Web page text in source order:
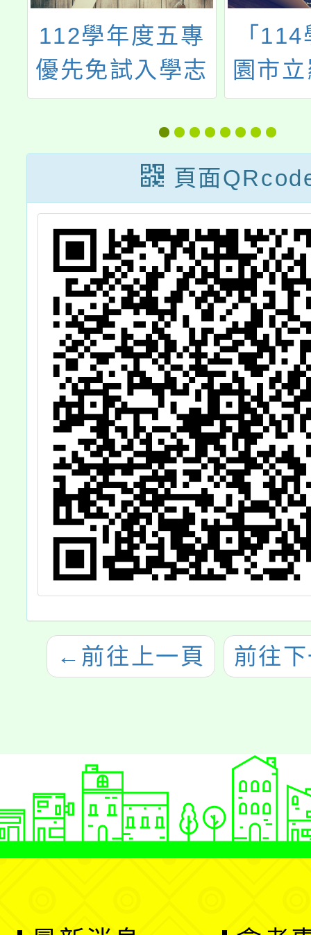
112學年度五專
優先免試入學志
願選填系統
「
園市
中等
生」
頁面
← 前往上一頁 前往